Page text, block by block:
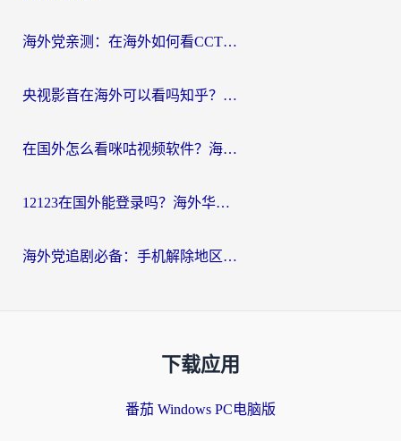
海外党亲测：在海外如何看CCTV？告别“仅限大陆播放”的实用指南
央视影音在海外可以看吗知乎？留学生亲测：3步解决地域限制+追剧自由
在国外怎么看咪咕视频软件？海外党亲测有效的回国加速方案
12123在国外能登录吗？海外华人必看的回国加速实用指南
海外党追剧必备：手机解除地区限制app怎么选？解决央视视频&国内剧地区限制全指南
下载应用
番茄 Windows PC电脑版